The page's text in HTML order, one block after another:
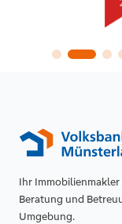
Ihr
Beratung und
Umgebung.